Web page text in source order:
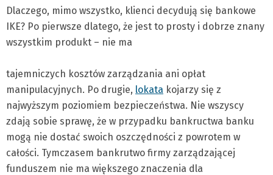
Dlaczego, mimo wszystko, klienci decydują się bankowe
IKE? Po pierwsze dlatego, że jest to prosty i dobrze znany
wszystkim produkt – nie ma
tajemniczych kosztów zarządzania ani opłat
manipulacyjnych. Po drugie, lokata kojarzy się z
najwyższym poziomiem bezpieczeństwa. Nie wszyscy
zdają sobie sprawę, że w przypadku bankructwa banku
mogą nie dostać swoich oszczędności z powrotem w
całości. Tymczasem bankrutwo firmy zarządzającej
funduszem nie ma większego znaczenia dla